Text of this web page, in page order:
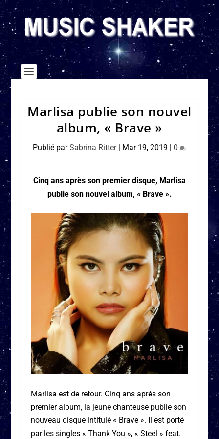
Marlisa publie son nouvel
album, « Brave »
Publié parSabrina Ritter| Mar 19, 2019 | 0
Cinq ans après son premier disque, Marlisa
publie son nouvel album, « Brave ».
Marlisa est de retour. Cinq ans après son
premier album, la jeune chanteuse publie son
nouveau disque intitulé « Brave ». Il est porté
par les singles « Thank You », « Steel » feat.